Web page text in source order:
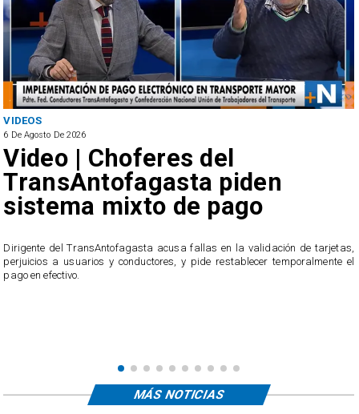
ANTOFAGASTA
6 De Agosto De 2026
SERNAC oficia a Bipay tras
reclamos por cobros
irregulares en el transporte
El servicio ofició a la empresa tras recibir casi 40 reclamos por parte de los
MÁS NOTICIAS